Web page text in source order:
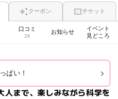
クーポン チケット
口コミ
29
お知らせ
イベント
見どころ
ぱい！
人まで、楽しみながら科学を